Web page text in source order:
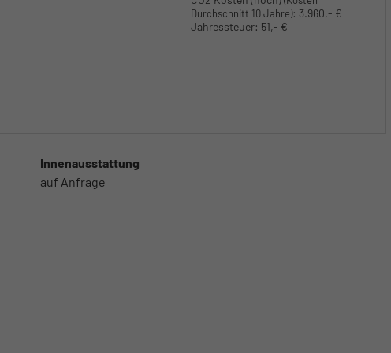
Durchschnitt 10 Jahre): 3.960,- €
Jahressteuer: 51,- €
Innenausstattung
auf Anfrage